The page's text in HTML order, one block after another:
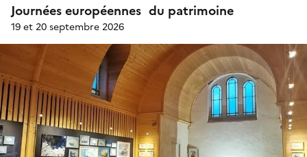
Journées européennes du patrimoine
19 et 20 septembre 2026